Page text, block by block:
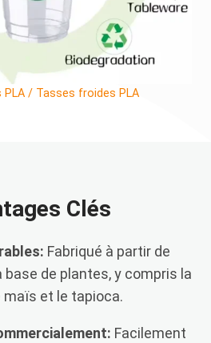
PLA / Tasses froides PLA
Clés
Fabriqué à partir de
base de plantes, y compris la
maïs et le tapioca.
Facilement